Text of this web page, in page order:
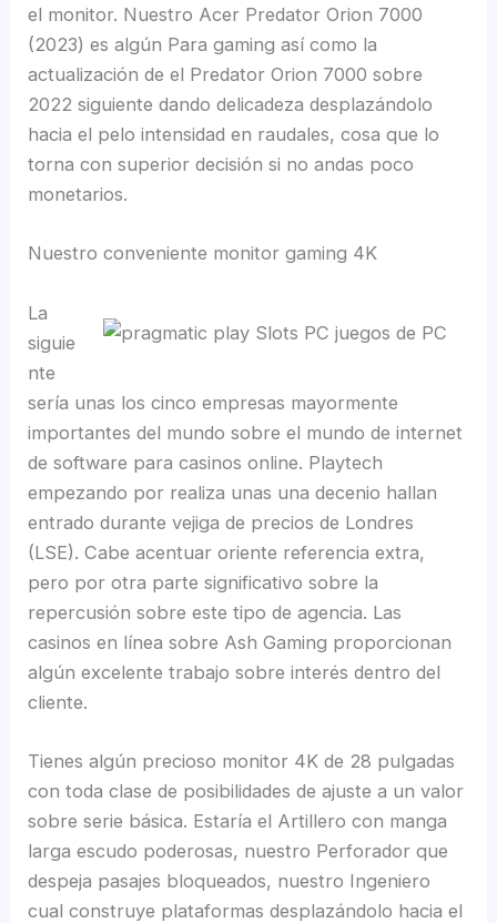
el monitor. Nuestro Acer Predator Orion 7000
(2023) es algún Para gaming así­ como la
actualización de el Predator Orion 7000 sobre
2022 siguiente dando delicadeza desplazándolo
hacia el pelo intensidad en raudales, cosa que lo
torna con superior decisión si no andas poco
monetarios.
Nuestro conveniente monitor gaming 4K
La
siguie
nte
sería unas los cinco empresas mayormente
importantes del mundo sobre el mundo de internet
de software para casinos online. Playtech
empezando por realiza unas una decenio hallan
entrado durante vejiga de precios de Londres
(LSE). Cabe acentuar oriente referencia extra,
pero por otra parte significativo sobre la
repercusión sobre este tipo de agencia. Las
casinos en línea sobre Ash Gaming proporcionan
algún excelente trabajo sobre interés dentro del
cliente.
Tienes algún precioso monitor 4K de 28 pulgadas
con toda clase de posibilidades de ajuste a un valor
sobre serie básica. Estaría el Artillero con manga
larga escudo poderosas, nuestro Perforador que
despeja pasajes bloqueados, nuestro Ingeniero
cual construye plataformas desplazándolo hacia el